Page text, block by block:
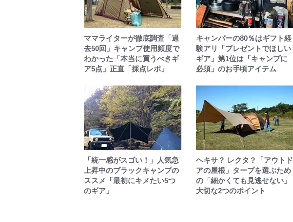
ママライターが徹底調査「過
去50回」キャンプ使用頻度で
わかった「本当に買うべきギ
ア5点」正直「採点レポ」
キャンパーの80％はギフト経
験アリ「プレゼントでほしい
ギア」第1位は「キャンプに
必須」のお手頃アイテム
「統一感がスゴい！」人気急
上昇中のブラックキャンプの
ススメ「最初にキメたい5つ
のギア」
ヘキサ？ レクタ？「アウトド
アの屋根」タープを選ぶため
の「細かくても見逃せない」
大切な2つのポイント